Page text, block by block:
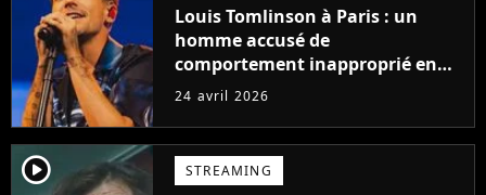
Louis Tomlinson à Paris : un
homme accusé de
comportement inapproprié en
plein concert, l'Accor Arena
24 avril 2026
player2 STREAMING